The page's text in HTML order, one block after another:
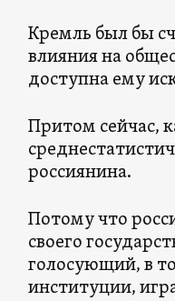
Кремль был бы
влияния на
доступна ему
Притом сейчас,
россиянина.
Потому что
своего
голосующий, в
институции,